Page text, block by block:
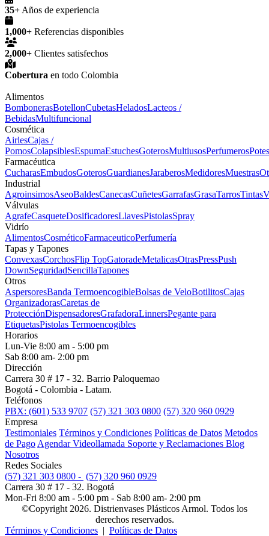
35+ Años de experiencia
1,000+ Referencias disponibles
2,000+ Clientes satisfechos
Cobertura en todo Colombia
Alimentos
BombonerasBotellonCubetasHeladosLacteos /
BebidasMultifuncional
Cosmética
AirlesCajas /
PomosColapsiblesEspumaEstuchesGoterosMultiusosPerfumerosPotes
Farmacéutica
CucharasEmbudosGoterosGuardianesJaraberosMedidoresMuestras
Industrial
AgroinsimosAseoBaldesCanecasCuñetesGarrafasGrasaTarrosTintas
Válvulas
AgrafeCasqueteDosificadoresLlavesPistolasSpray
Vidrío
AlimentosCosméticoFarmaceuticoPerfumería
Tapas y Tapones
ConvexasCorchosFlip TopGatoradeMetalicasOtrasPressPush
DownSeguridadSencillaTapones
Otros
AspersoresBanda TermoencogibleBolsas de VeloBotilitosCajas
OrganizadorasCaretas de
ProtecciónDispensadoresGrafadoraLinnersPegante para
EtiquetasPistolas Termoencogibles
Horarios
Lun-Vie 8:00 am - 5:00 pm
Sab 8:00 am- 2:00 pm
Dirección
Carrera 30 # 17 - 32. Barrio Paloquemao
Bogotá - Colombia - Latam.
Teléfonos
PBX: (601) 533 9707 (57) 321 303 0800 (57) 320 960 0929
Empresa
Testimoniales Términos y Condiciones Políticas de Datos Metodos
de Pago Agendar Videollamada Soporte y Reclamaciones Blog
Nosotros
Redes Sociales
(57) 321 303 0800 - (57) 320 960 0929
Carrera 30 # 17 - 32. Bogotá
Mon-Fri 8:00 am - 5:00 pm - Sab 8:00 am- 2:00 pm
©Copyright 2026. Distrienvases Plásticos Armol. Todos los
derechos reservados.
Términos y Condiciones | Políticas de Datos